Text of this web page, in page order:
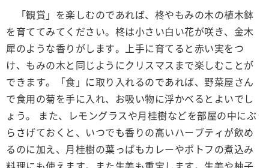
「観賞」を楽しむのであれば、柊やもみの木の植木鉢
を育ててみてください。柊は小さい白い花が咲き、金木
犀のような香りがします。上手に育てると赤い実をつ
け、もみの木と同じようにクリスマスまで楽しむことが
できます。「食」に取り入れるのであれば、野菜屋さん
で食用の菊を手に入れ、お吸い物に浮かべるとよいでし
ょう。 また、レモングラスや月桂樹などを部屋の中にぶ
らさげておくと、いつでも香りの高いハーブティが飲め
るのに加え、月桂樹の葉っぱもカレーやポトフの煮込み